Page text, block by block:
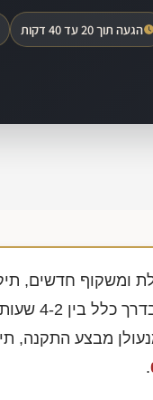
הגעה תוך 20 עד 40 דקות
חדשים,
רב-נקודתי, והחלפת
מבצע התקנה,
.